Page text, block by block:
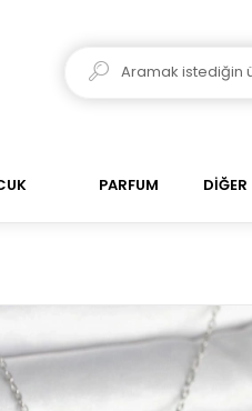
PARFUM DİĞER